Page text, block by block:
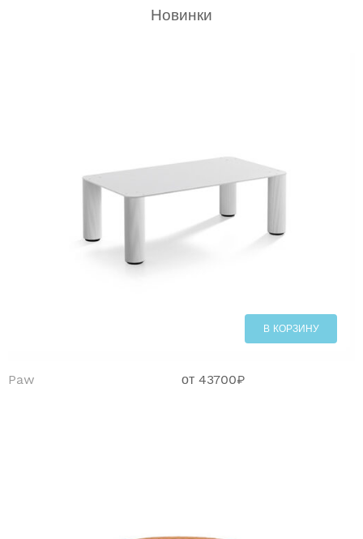
Новинки
В КОРЗИНУ
Paw от 43700₽